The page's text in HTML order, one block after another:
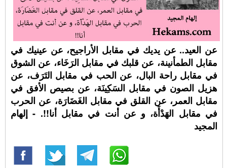
عن العيد.. عن يديك في مقابل الأراجيح، عن عينيك في
مقابل الطمأنينة، عن قلبك في مقابل الرَخَاء، عن الشوق
في مقابل راحة البال، عن الحب في مقابل التَرَف، عن
هزيل الصون في مقابل السَكِينَة، عن بصيص الأفق في
مقابل العمر، عن القلق في مقابل الغَضَارَة، عن الحرب
في مقابل الهَدْأَة، و عن أنت في مقابل أنا!!. - إلهام
المجيد